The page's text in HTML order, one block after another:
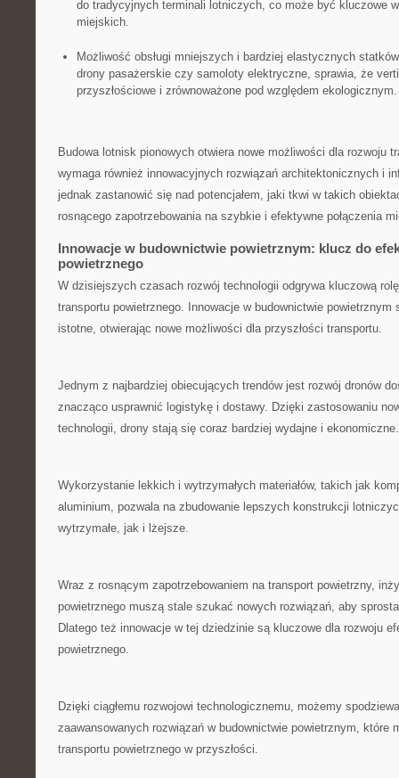
⁣do tradycyjnych terminali lotniczych, co może być ⁤kluczowe
miejskich.
Możliwość obsługi mniejszych i bardziej ‌elastycznych
⁢drony ⁢pasażerskie czy samoloty​ elektryczne, ⁢sprawia, że
przyszłościowe i zrównoważone pod‌ względem ekologicznym.
Budowa ‌lotnisk pionowych‌ otwiera nowe możliwości ⁣dla rozwoju
wymaga również‌ innowacyjnych rozwiązań architektonicznych i
jednak ​zastanowić ‍się nad potencjałem, jaki ⁢tkwi w takich
rosnącego zapotrzebowania​ na​ szybkie⁣ i⁤ efektywne połączenia‌
Innowacje w budownictwie powietrznym: klucz do
powietrznego
W dzisiejszych czasach rozwój ‌technologii odgrywa kluczową
transportu powietrznego. Innowacje w⁤ budownictwie powietrznym
⁢istotne, ⁣otwierając nowe możliwości dla ‌przyszłości transportu.
Jednym z najbardziej obiecujących trendów jest ​rozwój dronów
znacząco‍ usprawnić logistykę i dostawy.⁢ Dzięki ‍zastosowaniu⁤
technologii, drony stają się coraz bardziej wydajne i ekonomiczne.
Wykorzystanie ‍lekkich i wytrzymałych ⁢materiałów, takich jak
aluminium, pozwala na zbudowanie lepszych ⁣konstrukcji
wytrzymałe, jak i lżejsze.
Wraz ‍z rosnącym zapotrzebowaniem na transport powietrzny,
powietrznego muszą stale ​szukać nowych rozwiązań,‍ aby
Dlatego też innowacje w tej dziedzinie są kluczowe dla rozwoju‍
powietrznego.
Dzięki ciągłemu rozwojowi‍ technologicznemu,‌ możemy
zaawansowanych rozwiązań w budownictwie powietrznym, które
transportu powietrznego w przyszłości.